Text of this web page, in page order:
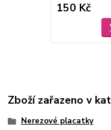
150 Kč
Zboží zařazeno v
Nerezové placatky